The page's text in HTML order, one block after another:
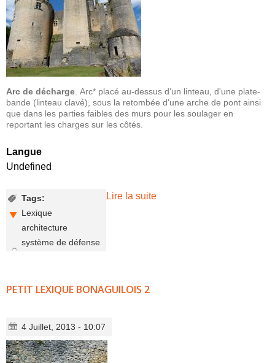
Arc de décharge . Arc* placé au-dessus d'un linteau, d'une plate-
bande (linteau clavé), sous la retombée d'une arche de pont ainsi
que dans les parties faibles des murs pour les soulager en
reportant les charges sur les côtés.
Langue
Undefined
Tags:
Lexique
architecture
système de défense
Lire la suite
PETIT LEXIQUE BONAGUILOIS 2
4 Juillet, 2013 - 10:07